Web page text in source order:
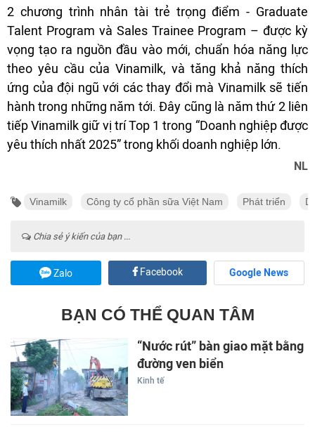
2 chương trình nhân tài trẻ trọng điểm - Graduate
Talent Program và Sales Trainee Program – được kỳ
vọng tạo ra nguồn đầu vào mới, chuẩn hóa năng lực
theo yêu cầu của Vinamilk, và tăng khả năng thích
ứng của đội ngũ với các thay đổi mà Vinamilk sẽ tiến
hành trong những năm tới. Đây cũng là năm thứ 2 liên
tiếp Vinamilk giữ vị trí Top 1 trong “Doanh nghiệp được
yêu thích nhất 2025” trong khối doanh nghiệp lớn.
NL
Vinamilk Công ty cổ phần sữa Việt Nam Phát triển
Chia sẻ ý kiến của bạn ...
Zalo Facebook Google News
BẠN CÓ THỂ QUAN TÂM
“Nước rút” bàn giao mặt bằng
đường ven biển
Kinh tế